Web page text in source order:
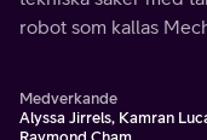
robot som kallas
Medverkande
Alyssa Jirrels, Kamran